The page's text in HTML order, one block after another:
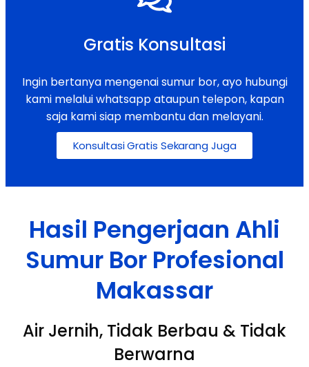
Gratis Konsultasi
Ingin bertanya mengenai sumur bor, ayo hubungi
kami melalui whatsapp ataupun telepon, kapan
saja kami siap membantu dan melayani.
Konsultasi Gratis Sekarang Juga
Hasil Pengerjaan Ahli
Sumur Bor Profesional
Makassar
Air Jernih, Tidak Berbau & Tidak
Berwarna